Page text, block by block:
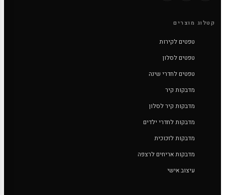
קטלוג מוצרים
טפטים לקירות
טפטים לסלון
טפטים לחדרי שינה
מדבקות קיר
מדבקות קיר לסלון
מדבקות לחדרי ילדים
מדבקות לזכוכית
מדבקות אריחים לרצפה
עיצוב אישי